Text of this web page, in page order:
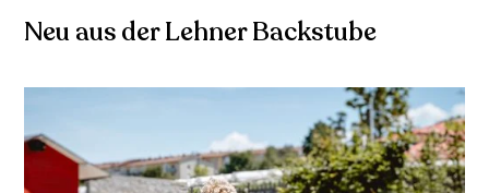
Neu aus der Lehner Backstube